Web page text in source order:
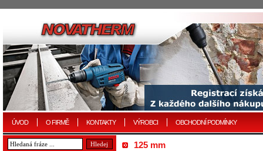
ÚVOD O FIRMĚ KONTAKTY VÝROBCI OBCHODNÍ PODMÍNKY
125 mm